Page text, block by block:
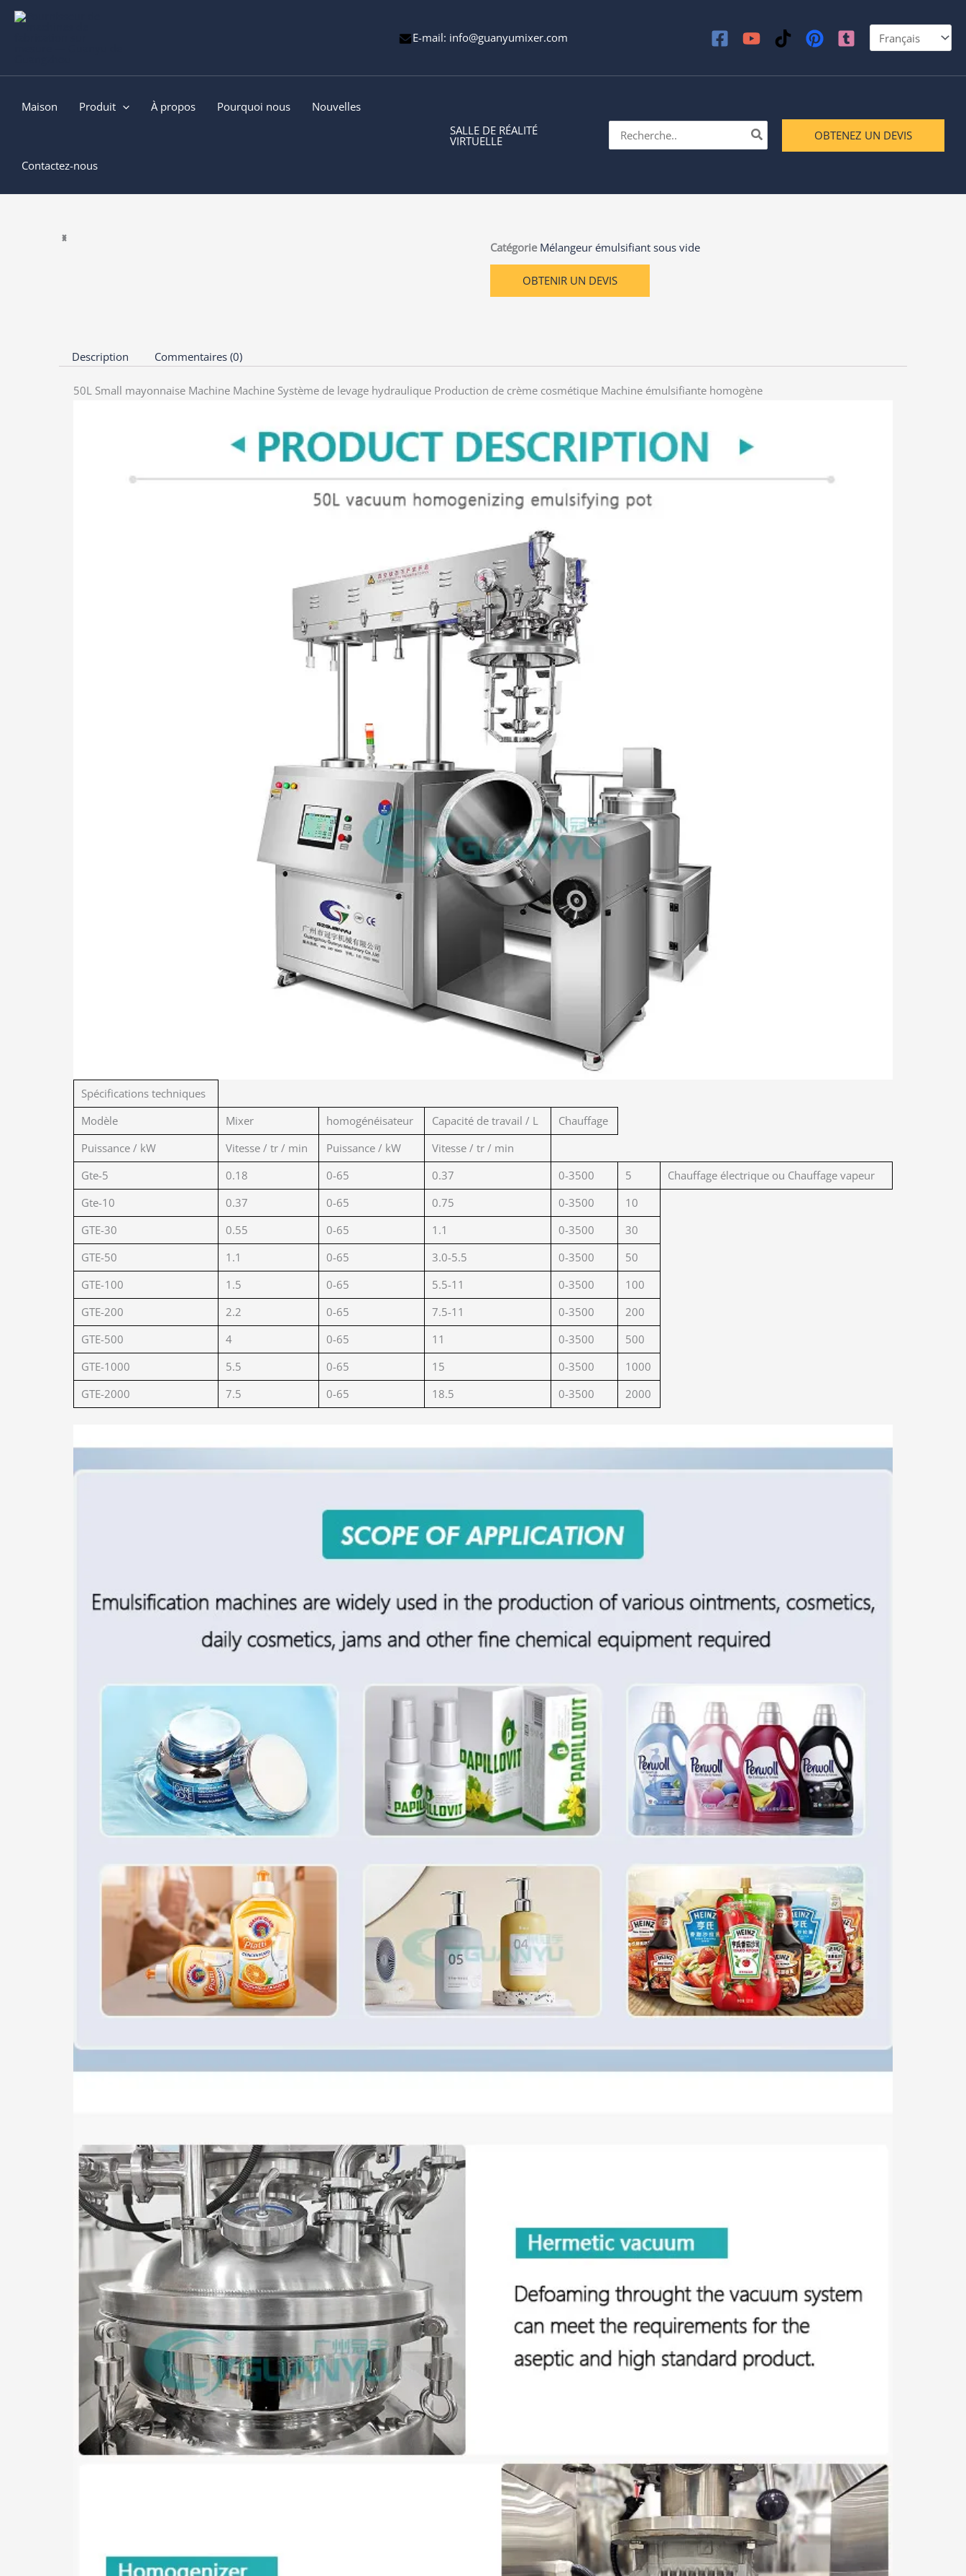
Aller
E-mail: info@guanyumixer.com
Maison Produit À propos Pourquoi nous Nouvelles
Contactez-nous
SALLE DE RÉALITÉ
VIRTUELLE
Rechercher: OBTENEZ UN DEVIS
Catégorie Mélangeur émulsifiant sous vide
OBTENIR UN DEVIS
Description Commentaires (0)
50L Small mayonnaise Machine Machine Système de levage hydraulique Production de crème cosmétique Machine émulsifiante homogène
Spécifications techniques
Modèle
Mixer homogénéisateur Capacité de travail / L
Chauffage
Puissance / kW
Vitesse / tr / min Puissance / kW
Vitesse / tr / min
Gte-5
0.18 0-65 0.37 0-3500 5
Chauffage électrique ou Chauffage vapeur
Gte-10
0.37 0-65 0.75 0-3500
10
GTE-30
0.55 0-65 1.1 0-3500
30
GTE-50
1.1 0-65 3.0-5.5 0-3500
50
GTE-100
1.5 0-65 5.5-11 0-3500
100
GTE-200
2.2 0-65 7.5-11 0-3500
200
GTE-500
4 0-65 11 0-3500
500
GTE-1000
5.5 0-65 15 0-3500
1000
GTE-2000
7.5 0-65 18.5 0-3500 2000